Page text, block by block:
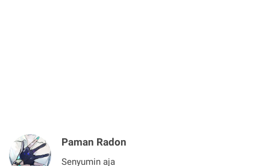
Paman Radon
Senyumin aja